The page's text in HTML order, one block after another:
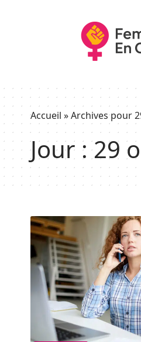
Accueil »Archives pour
Jour :29